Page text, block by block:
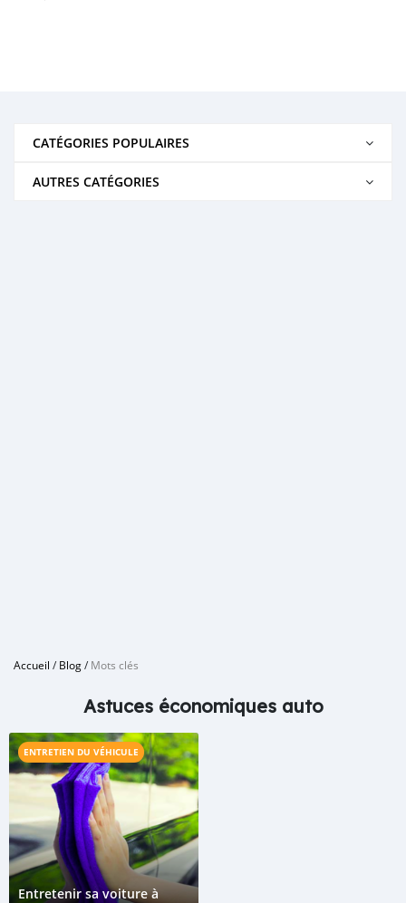
CATÉGORIES POPULAIRES
AUTRES CATÉGORIES
Accueil /Blog/Mots clés
Astuces économiques auto
ENTRETIEN DU VÉHICULE
Entretenir sa voiture à